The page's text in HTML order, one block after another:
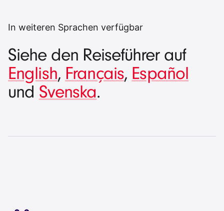
In weiteren Sprachen verfügbar
Siehe den Reiseführer auf
English, Français, Español
und Svenska.